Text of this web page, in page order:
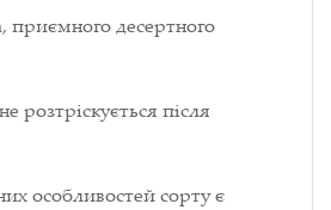
приємного десертного
розтріскується після
особливостей сорту є